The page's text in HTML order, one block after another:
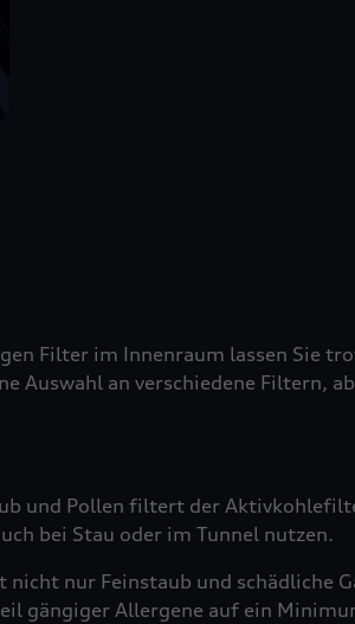
Filter im Innenraum lassen Sie
Auswahl an verschiedene Filtern,
und Pollen filtert der
bei Stau oder im Tunnel nutzen.
nur Feinstaub und schädliche
gängiger Allergene auf ein